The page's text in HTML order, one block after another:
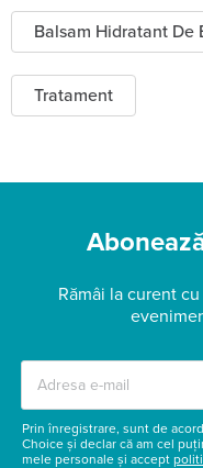
Balsam Hidratant De
Tratament
Rămâi la curent
Prin înregistrare, sunt de
Choice și declar că am cel
mele personale și accept